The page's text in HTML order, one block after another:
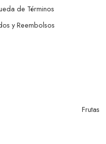
de Términos
y Reembolsos
Frutas